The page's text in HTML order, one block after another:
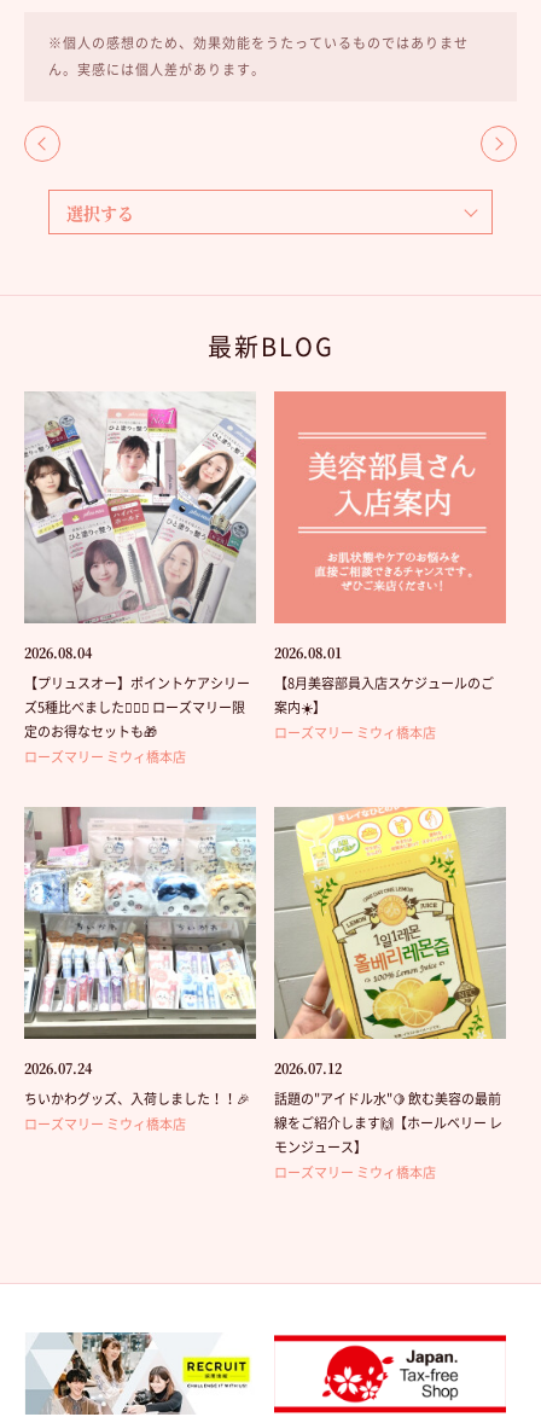
※個人の感想のため、効果効能をうたっているものではありませ
ん。実感には個人差があります。
最新BLOG
2026.08.04
【プリュスオー】ポイントケアシリー
ズ5種比べました💁🏻‍♀️ ローズマリー限
定のお得なセットも🎁
ローズマリー ミウィ橋本店
2026.08.01
【8月美容部員入店スケジュールのご
案内☀️】
ローズマリー ミウィ橋本店
2026.07.24
ちいかわグッズ、入荷しました！！🎉
ローズマリー ミウィ橋本店
2026.07.12
話題の"アイドル水"🍋 飲む美容の最前
線をご紹介します🙌【ホールベリー レ
モンジュース】
ローズマリー ミウィ橋本店